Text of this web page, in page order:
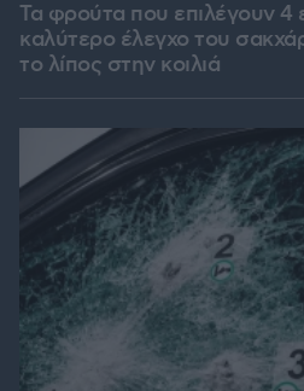
Τα φρούτα που επιλέγουν 4
καλύτερο έλεγχο του
το λίπος στην κοιλιά